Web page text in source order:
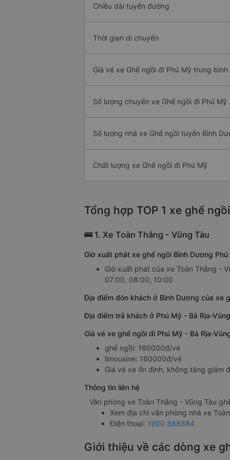
Chiều dài tuyến đường
Thời gian di chuyển
Giá vé xe Ghế ngồi đi Phú Mỹ trung bình
Số lượng chuyến xe Ghế ngồi đi Phú Mỹ
Số lượng nhà xe Ghế ngồi tuyến Bình
Chất lượng xe Ghế ngồi đi Phú Mỹ
Tổng hợp TOP 1 xe ghế
🚌 1. Xe Toàn Thắng - Vũng Tàu
Giờ xuất phát xe ghế ngồi Bình Dương
Giờ xuất phát của xe Toàn Thắng -
07:00, 08:00, 10:00
Địa điểm đón khách ở Bình Dương của xe
Địa điểm trả khách ở Phú Mỹ - Bà Rịa-
Giá vé xe ghế ngồi đi Phú Mỹ - Bà Rịa-
ghế ngồi: 160000đ/vé
limousine: 160000đ/vé
Giá vé xe ổn định, không tăng giảm
Thông tin liên hệ
Văn phòng xe Toàn Thắng - Vũng Tàu
Xem địa chỉ văn phòng nhà xe
Điện thoại: 1900 888684
Giới thiệu về các dòng xe